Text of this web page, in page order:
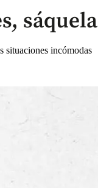
sáquela
situaciones incómodas